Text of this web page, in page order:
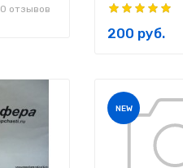
0 отзывов
200 руб.
NEW